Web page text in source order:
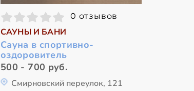
0 отзывов
САУНЫ И БАНИ
Сауна в спортивно-
оздоровитель
500 - 700 руб.
Смирновский переулок, 121